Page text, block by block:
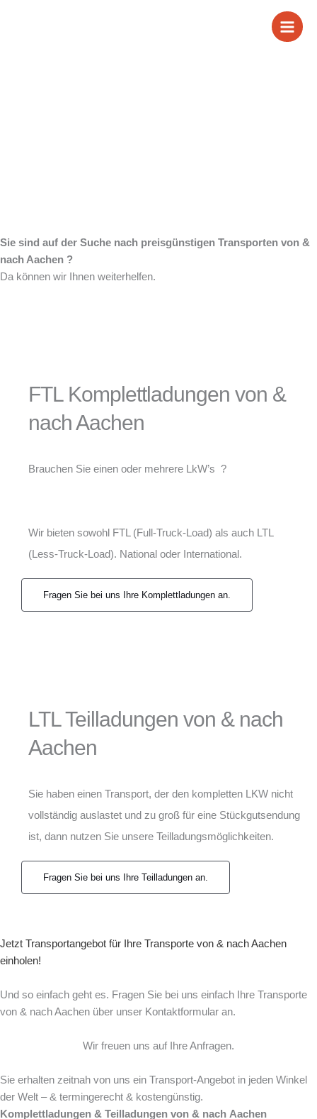
Sie sind auf der Suche nach preisgünstigen Transporten von &
nach Aachen ?
Da können wir Ihnen weiterhelfen.
FTL Komplettladungen von &
nach Aachen
Brauchen Sie einen oder mehrere LkW’s ?
Wir bieten sowohl FTL (Full-Truck-Load) als auch LTL
(Less-Truck-Load). National oder International.
Fragen Sie bei uns Ihre Komplettladungen an.
LTL Teilladungen von & nach
Aachen
Sie haben einen Transport, der den kompletten LKW nicht
vollständig auslastet und zu groß für eine Stückgutsendung
ist, dann nutzen Sie unsere Teilladungsmöglichkeiten.
Fragen Sie bei uns Ihre Teilladungen an.
Jetzt Transportangebot für Ihre Transporte von & nach Aachen
einholen!
Und so einfach geht es. Fragen Sie bei uns einfach Ihre Transporte
von & nach Aachen über unser Kontaktformular an.
Wir freuen uns auf Ihre Anfragen.
Sie erhalten zeitnah von uns ein Transport-Angebot in jeden Winkel
der Welt – & termingerecht & kostengünstig.
Komplettladungen & Teilladungen von & nach Aachen